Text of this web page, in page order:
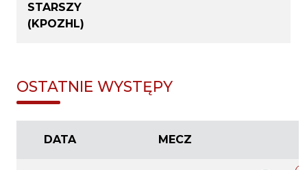
STARSZY
(KPOZHL)
OSTATNIE WYSTĘPY
DATA MECZ